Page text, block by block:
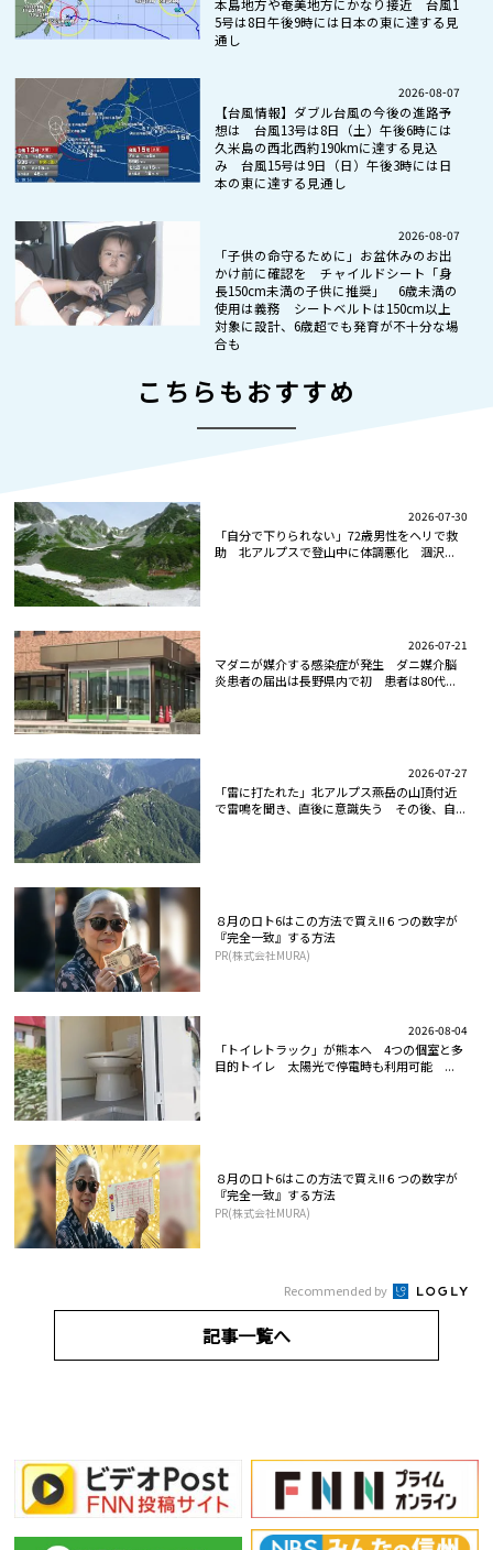
本島地方や奄美地方にかなり接近 台風1
5号は8日午後9時には日本の東に達する見
通し
2026-08-07
【台風情報】ダブル台風の今後の進路予
想は 台風13号は8日（土）午後6時には
久米島の西北西約190kmに達する見込
み 台風15号は9日（日）午後3時には日
本の東に達する見通し
2026-08-07
「子供の命守るために」お盆休みのお出
かけ前に確認を チャイルドシート「身
長150cm未満の子供に推奨」 6歳未満の
使用は義務 シートベルトは150cm以上
対象に設計、6歳超でも発育が不十分な場
合も
こちらもおすすめ
2026-07-30
「自分で下りられない」72歳男性をヘリで救
助 北アルプスで登山中に体調悪化 涸沢...
2026-07-21
マダニが媒介する感染症が発生 ダニ媒介脳
炎患者の届出は長野県内で初 患者は80代...
2026-07-27
「雷に打たれた」北アルプス燕岳の山頂付近
で雷鳴を聞き、直後に意識失う その後、自...
８月のロト6はこの方法で買え!!６つの数字が
『完全一致』する方法
PR(株式会社MURA)
2026-08-04
「トイレトラック」が熊本へ 4つの個室と多
目的トイレ 太陽光で停電時も利用可能 ...
８月のロト6はこの方法で買え!!６つの数字が
『完全一致』する方法
PR(株式会社MURA)
Recommended by
記事一覧へ